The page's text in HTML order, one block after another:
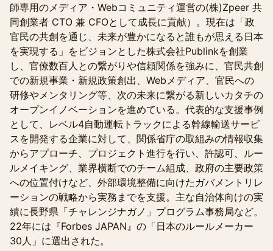
師専用のメディア・Webコミュニティ運営の(株)Zpeer 共
同創業者 CTO 兼 CFOとして成長に貢献）。現在は「政
官民の共創を通じ、未来が豊かになると誰もが思える日本
を実現する」をビジョンとした株式会社Publinkを創業
し、官僚数百人との繋がりや信頼関係を強みに、官民共創
での新規事業・新規政策創出、Webメディア、官民への
研修やメンタリング等、次の未来に繋がる新しいカタチの
オープンイノベーションを進めている。代表的な支援事例
として、レベル4自動運転トラックによる幹線輸送サービ
スを開発する企業に対して、関係省庁の取組みの情報収集
からアプローチ、プロジェクト進行を行い、許認可、ルー
ルメイキング、業界横断でのチーム組成、政府の主要政策
への位置付けなど、外部環境整備に向けたガバメントリレ
ーションの戦略から実務までを支援。主な自治体向けの実
績に長野県「チャレンジナガノ」プログラム事務局など。
22年には『Forbes JAPAN』の「日本のルールメーカー
30人」に選出された。